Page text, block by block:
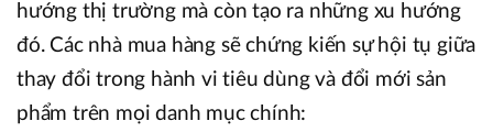
hướng thị trường mà còn tạo ra những xu hướng
đó. Các nhà mua hàng sẽ chứng kiến sự hội tụ giữa
thay đổi trong hành vi tiêu dùng và đổi mới sản
phẩm trên mọi danh mục chính: